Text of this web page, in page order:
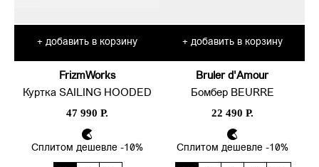
+ добавить в корзину
FrizmWorks
Куртка SAILING HOODED
47 990 Р.
Сплитом дешевле -10%
+ добавить в корзину
Bruler d'Amour
Бомбер BEURRE
22 490 Р.
Сплитом дешевле -10%